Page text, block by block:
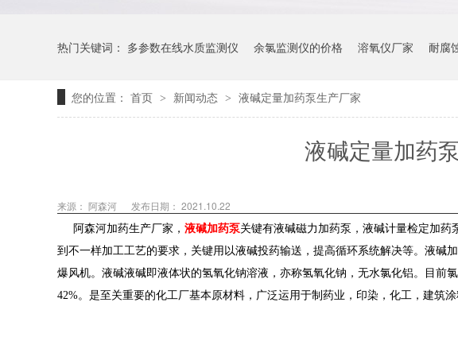
热门关键词： 多参数在线水质监测仪 余氯监测仪的价格 溶氧仪厂家 耐腐
您的位置： 首页 > 新闻动态 > 液碱定量加药泵生产厂家
液碱定量加药
来源： 阿森河 发布日期： 2021.10.22
阿森河加药生产厂家， 液碱加药泵关键有液碱磁力加药泵，液碱计量检定加
到不一样加工工艺的要求，关键用以液碱投药输送，提高循环系统解决等。液碱
爆风机。液碱液碱即液体状的氢氧化钠溶液，亦称氢氧化钠，无水氯化铝。目前
42%。是至关重要的化工厂基本原材料，广泛运用于制药业，印染，化工，建筑